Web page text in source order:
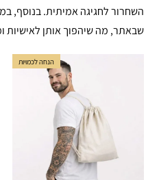
השחרור לחגיגה אמיתית. בנוסף,
שבאתר, מה שיהפוך אותן לאישיות
הנחה לכמויות